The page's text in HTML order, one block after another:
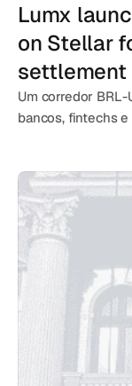
Lumx
on Stellar
settlement
Um corredor
bancos, fintechs